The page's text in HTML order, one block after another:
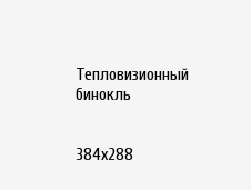
Тепловизионный
бинокль
384х288